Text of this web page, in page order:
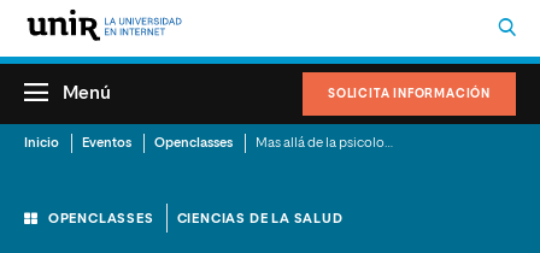
SOLICITA INFORMACIÓN
Menú
Inicio Eventos Openclasses
OPENCLASSES CIENCIAS DE LA SALUD